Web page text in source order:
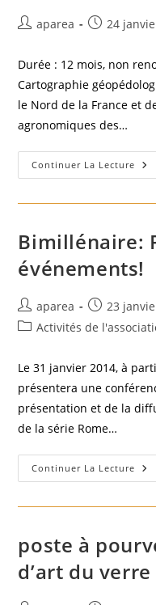
Auteur/autrice
la
publication :
aparea
Publication
24
Durée : 12 mois, non
Cartographie
le Nord de la France et
agronomiques des…
Continuer La Lecture
De
–
ERC
Bimillénaire:
événements!
Auteur/autrice
de
aparea
Publication
publiée :
23
PostActivités de
Le 31 janvier 2014, à
présentera une
présentation et de la
de la série Rome…
Continuer La Lecture
poste à
d’art du